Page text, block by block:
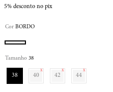
5% desconto no pix
Cor BORDO
Tamanho 38
38 40 42 44